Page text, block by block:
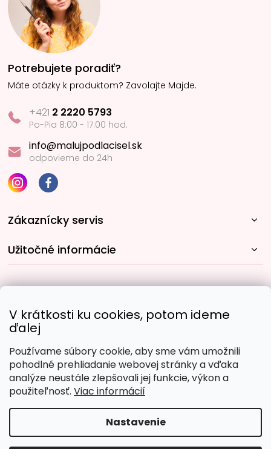
V krátkosti ku cookies, potom ideme
ďalej
Používame súbory cookie, aby sme vám umožnili
pohodlné prehliadanie webovej stránky a vďaka
analýze neustále zlepšovali jej funkcie, výkon a
použiteľnosť. Viac informácií
Nastavenie
Potrebujete poradiť?
Máte otázky k produktom? Zavolajte Majde.
+421 2 2220 5793
Po-Pia 8:00 - 17:00 hod.
info@malujpodlacisel.sk
odpovieme do 24h
Zákaznícky servis
Užitočné informácie
Obľúbené spôsoby platby:
Copyright 2026Malujpodlacisel.sk. Všetky práva